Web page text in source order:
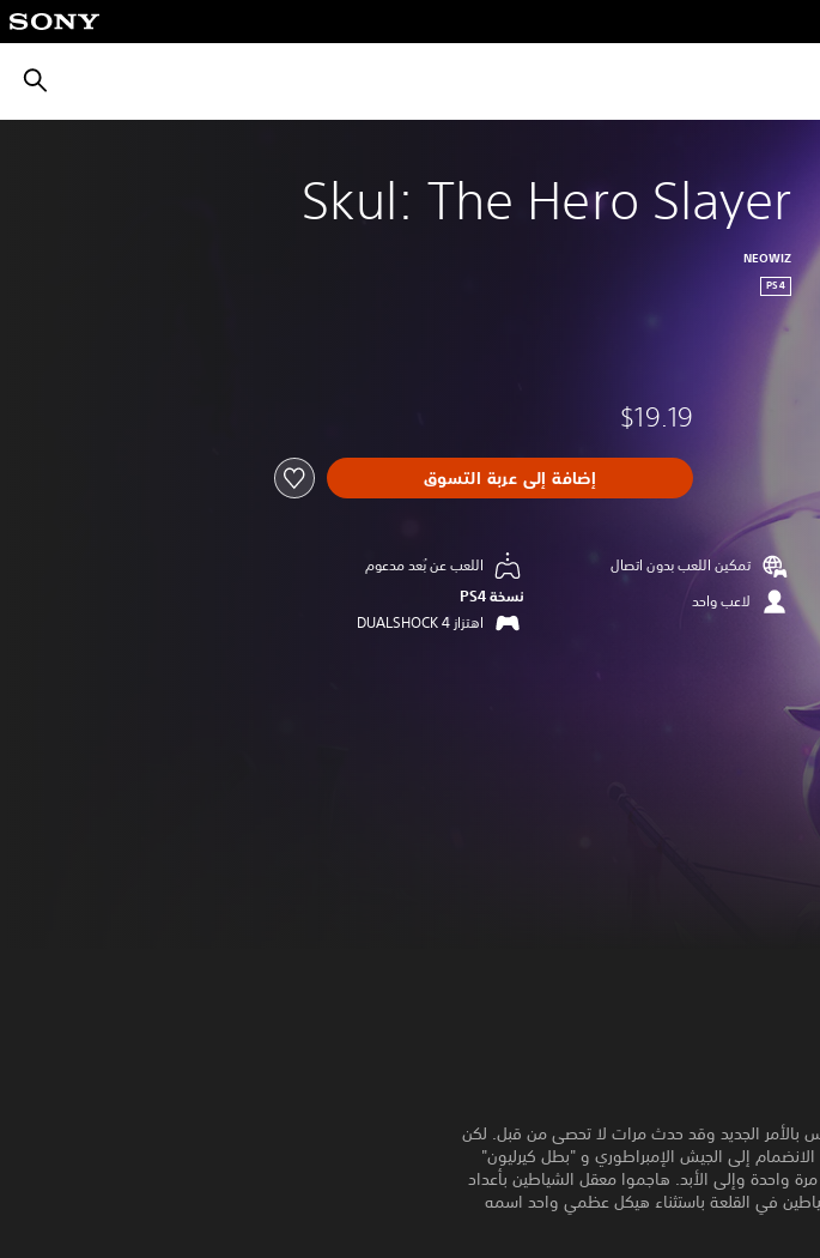
Skul: The Hero Slayer
NEOWIZ
PS4
$19.19
إضافة إلى عربة التسوق
تمكين اللعب بدون اتصال
لاعب واحد
اللعب عن بُعد مدعوم
نسخة PS4‏
اهتزاز DUALSHOCK 4‏
بالأمر الجديد وقد حدث مرات لا تحصى من قبل. لكن
إلى الجيش الإمبراطوري و "بطل كيرليون"
واحدة وإلى الأبد. هاجموا معقل الشياطين بأعداد
في القلعة باستثناء هيكل عظمي واحد اسمه